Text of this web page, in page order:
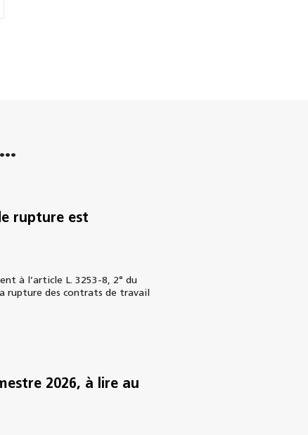
rupture est
à l’article L. 3253-8, 2° du
rupture des contrats de travail
2026, à lire au